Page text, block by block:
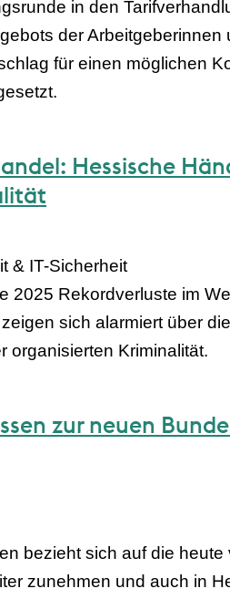
in den
der
für einen möglichen
Hessische
& IT-Sicherheit
2025 Rekordverluste im
sich alarmiert über
organisierten Kriminalität.
zur neuen
bezieht sich auf die
zunehmen und auch in